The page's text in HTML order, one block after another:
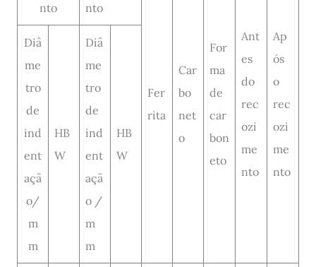
nto
nto
Fer
rita
Car
bo
net
o
For
ma
de
car
bon
eto
Ant
es
do
rec
ozi
me
nto
Ap
ós
o
rec
ozi
me
nto
Diâ
me
tro
de
ind
ent
açã
o/
m
m
HB
W
Diâ
me
tro
de
ind
ent
açã
o /
m
m
HB
W